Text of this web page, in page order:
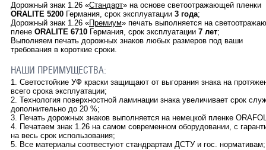
Дорожный знак 1.26 «Стандарт» на основе светоотражающей пленки
ORALITE 5200Германия, срок эксплуатации 3 года;
Дорожный знак 1.26 «Премиум» печать выполняется на
плене ORALITE 6710Германия, срок эксплуатации 7 лет;
Выполняем печать дорожных знаков любых размеров под ваши
требования в короткие сроки.
НАШИ ПРЕИМУЩЕСТВА:
1. Светостойкие УФ краски защищают от выгорания знака на
всего срока эксплуатации;
2. Технология поверхностной ламинации знака увеличивает срок
дополнительно до 20 %;
3. Печать дорожных знаков выполняется на немецкой пленке
4. Печатаем знак 1.26 на самом современном оборудовании, с
на весь срок использования;
5. Все материалы соотвестуют стандрартам ДСТУ и гос. нормативам;